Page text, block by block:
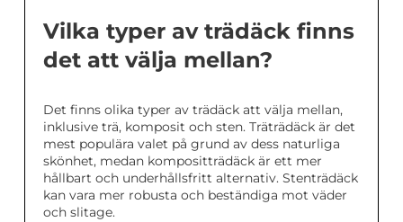
Vilka typer av trädäck finns
det att välja mellan?
Det finns olika typer av trädäck att välja mellan,
inklusive trä, komposit och sten. Träträdäck är det
mest populära valet på grund av dess naturliga
skönhet, medan kompositträdäck är ett mer
hållbart och underhållsfritt alternativ. Stenträdäck
kan vara mer robusta och beständiga mot väder
och slitage.